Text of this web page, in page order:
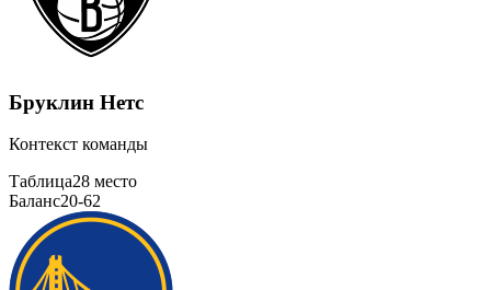
Бруклин Нетс
Контекст команды
Таблица28 место
Баланс20-62